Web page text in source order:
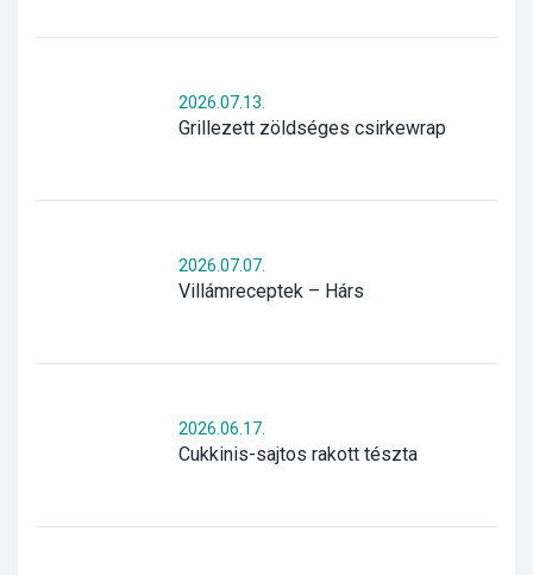
Grillezett zöldséges csirkewrap
2026.07.13.
Villámreceptek – Hárs
2026.07.07.
Cukkinis-sajtos rakott tészta
2026.06.17.